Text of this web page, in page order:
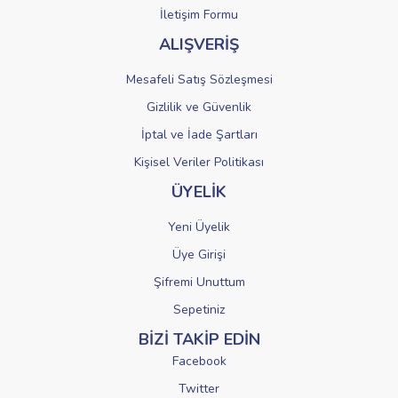
Gönder
İletişim Formu
ALIŞVERİŞ
Mesafeli Satış Sözleşmesi
Gizlilik ve Güvenlik
İptal ve İade Şartları
Kişisel Veriler Politikası
ÜYELİK
Yeni Üyelik
Üye Girişi
Şifremi Unuttum
Sepetiniz
BİZİ TAKİP EDİN
Facebook
Twitter